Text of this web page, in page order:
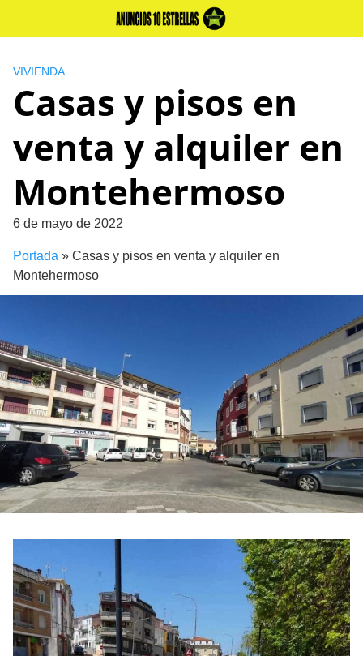
VIVIENDA
Casas y pisos en
venta y alquiler en
Montehermoso
6 de mayo de 2022
Portada » Casas y pisos en venta y alquiler en
Montehermoso